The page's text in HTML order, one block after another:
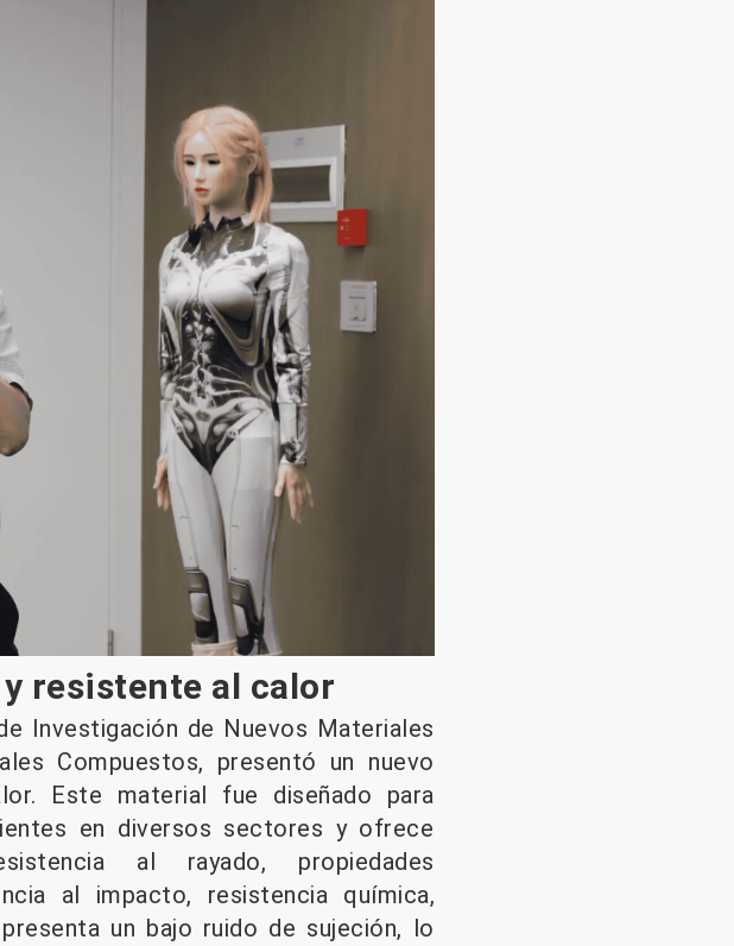
resistente al calor
Investigación de Nuevos Materiales
Compuestos, presentó un nuevo
Este material fue diseñado para
en diversos sectores y ofrece
al rayado, propiedades
al impacto, resistencia química,
un bajo ruido de sujeción, lo